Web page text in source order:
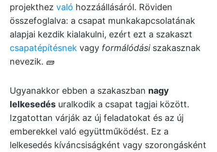
projekthez való hozzáállásáról. Röviden
összefoglalva: a csapat munkakapcsolatának
alapjai kezdik kialakulni, ezért ezt a szakaszt
csapatépítésnek vagy formálódási szakasznak
nevezik. 🧱
Ugyanakkor ebben a szakaszban nagy
lelkesedés uralkodik a csapat tagjai között.
Izgatottan várják az új feladatokat és az új
emberekkel való együttműködést. Ez a
lelkesedés kíváncsiságként vagy szorongásként